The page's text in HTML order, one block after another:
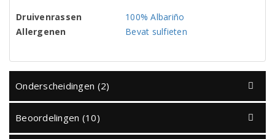
Druivenrassen
100% Albariño
Allergenen
Bevat sulfieten
Onderscheidingen (2)
Beoordelingen (10)